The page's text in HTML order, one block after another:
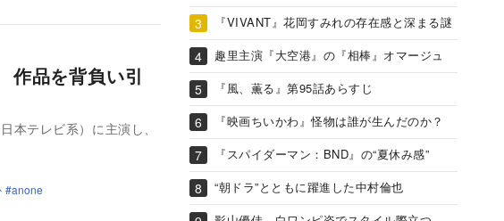
品を背負い引
本テレビ系）に主演し、
anone
『VIVANT』花岡すみれの存在感と深まる謎
趣里主演『大空港』の『相棒』オマージュ
『風、薫る』第95話あらすじ
『映画ちいかわ』怪物は誰が生んだのか？
『スパイダーマン：BND』の“夏休み感”
“朝ドラ”とともに躍進した中村倫也